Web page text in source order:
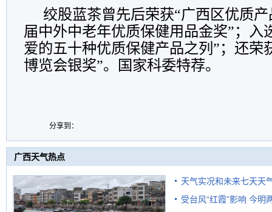
绞股蓝茶曾先后荣获“广西区优质产
届中外中老年优质保健用品金奖”；入
爱的五十种优质保健产品之列”；还荣
博览会银奖”。国家科委特荐。
分享到：
广西天气热点
天气实况和未来七天天
受台风“红霞”影响 今明